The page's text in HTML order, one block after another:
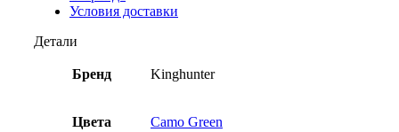
Условия доставки
Детали
Бренд Kinghunter
Цвета Camo Green